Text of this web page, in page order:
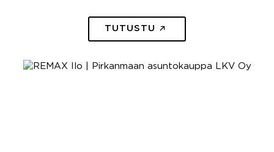
TUTUSTU